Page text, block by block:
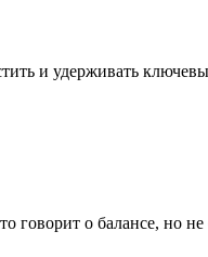
и удерживать
говорит о балансе, но